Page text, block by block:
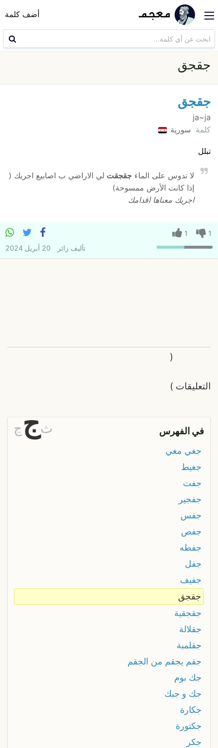
أضف كلمة
جقجق
جقجق
ja~ja
كلمة سورية
تبلل
لا تدوس على الماء جقجقت لي الاراضي ب اصابيع اجريك (
إذا كانت الأرض ممسوحة)
اجريك معناها اقدامك
1
1
تأليف زائر 20 أبريل 2024
التعليقات
(
)
في الفهرس ثج ڃ
جغي مغي
جغيط
جفت
جفجير
جفس
جفص
جفطه
جفل
جفيف
جقجق
جقجقية
جقلالة
جقلمبة
جقم يجقم من الجقم
جك بوم
جك و جبك
جكارة
جكتورة
جكر